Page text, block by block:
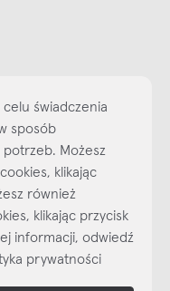
ręki, zapisz się już
świadczenia
sposób
Możesz
klikając
również
klikając przycisk
informacji, odwiedź
prywatności